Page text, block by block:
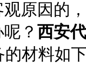
原因的
？ 西安
材料如